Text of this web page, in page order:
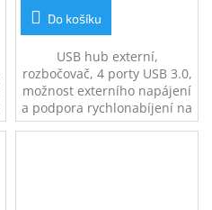
Do košíku
USB hub externí,
rozbočovač, 4 porty USB 3.0,
možnost externího napájení
a podpora rychlonabíjení na
všech portech, micro USB